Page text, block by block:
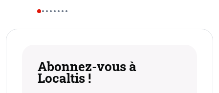
Abonnez-vous à
Localtis !